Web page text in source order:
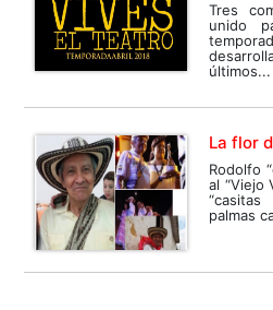
Tres
unido
últimos...
La flor
Rodolfo
al “Viejo
palmas